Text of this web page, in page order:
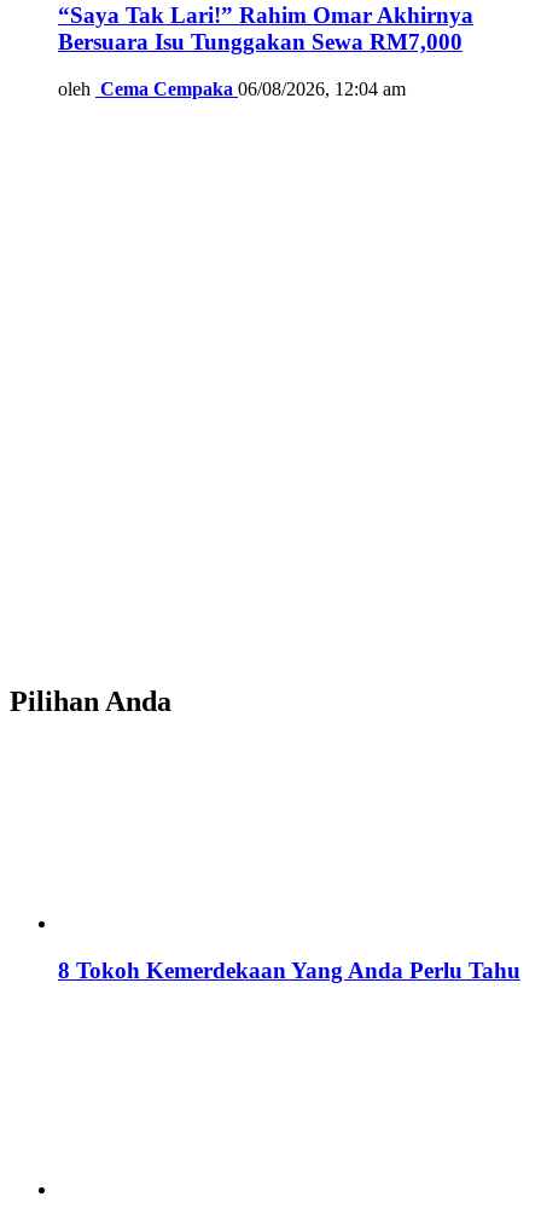
“Saya Tak Lari!” Rahim Omar Akhirnya
Bersuara Isu Tunggakan Sewa RM7,000
oleh Cema Cempaka 06/08/2026, 12:04 am
Pilihan Anda
8 Tokoh Kemerdekaan Yang Anda Perlu Tahu